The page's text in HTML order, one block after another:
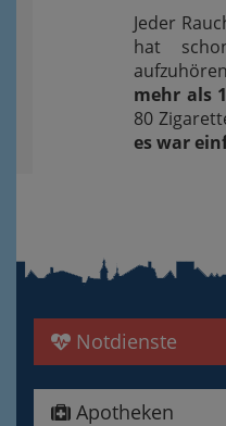
Jeder
hat
mehr als
80
es war
Notdienste
Apotheken